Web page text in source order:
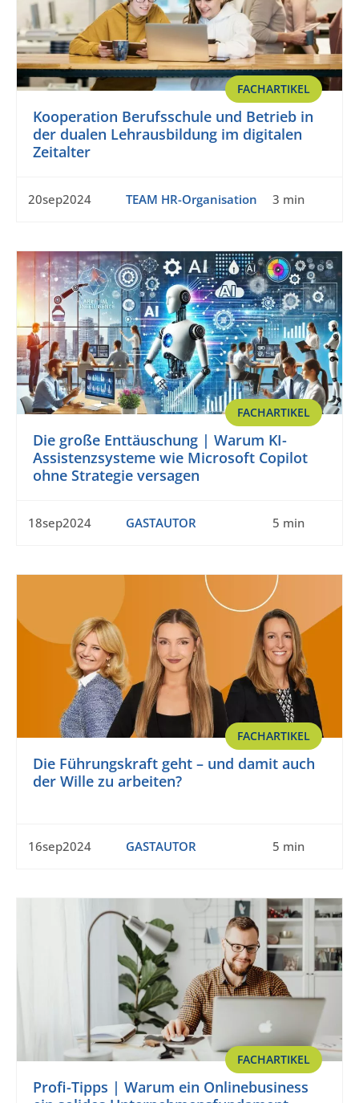
FACHARTIKEL
Kooperation Berufsschule und Betrieb in
der dualen Lehrausbildung im digitalen
Zeitalter
20sep2024 TEAM HR-Organisation 3 min
FACHARTIKEL
Die große Enttäuschung | Warum KI-
Assistenzsysteme wie Microsoft Copilot
ohne Strategie versagen
18sep2024 GASTAUTOR 5 min
FACHARTIKEL
Die Führungskraft geht – und damit auch
der Wille zu arbeiten?
16sep2024 GASTAUTOR 5 min
FACHARTIKEL
Profi-Tipps | Warum ein Onlinebusiness